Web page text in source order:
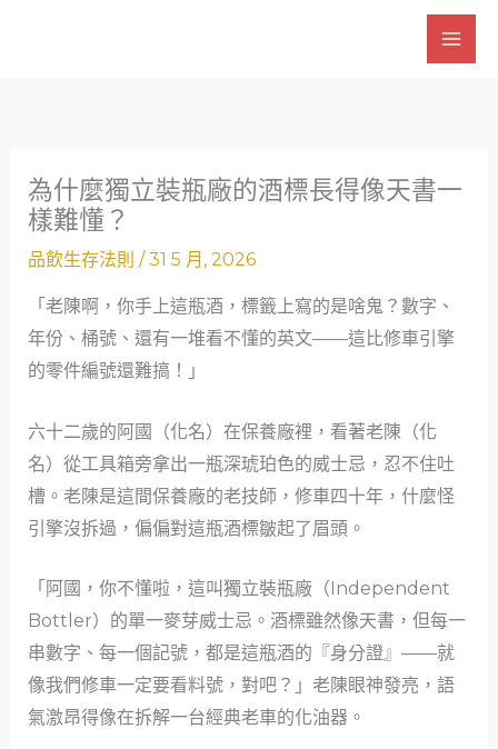
為什麼獨立裝瓶廠的酒標長得像天書一
樣難懂？
品飲生存法則 /31 5 月, 2026
「老陳啊，你手上這瓶酒，標籤上寫的是啥鬼？數字、
年份、桶號、還有一堆看不懂的英文——這比修車引擎
的零件編號還難搞！」
六十二歲的阿國（化名）在保養廠裡，看著老陳（化
名）從工具箱旁拿出一瓶深琥珀色的威士忌，忍不住吐
槽。老陳是這間保養廠的老技師，修車四十年，什麼怪
引擎沒拆過，偏偏對這瓶酒標皺起了眉頭。
「阿國，你不懂啦，這叫獨立裝瓶廠（Independent
Bottler）的單一麥芽威士忌。酒標雖然像天書，但每一
串數字、每一個記號，都是這瓶酒的『身分證』——就
像我們修車一定要看料號，對吧？」老陳眼神發亮，語
氣激昂得像在拆解一台經典老車的化油器。